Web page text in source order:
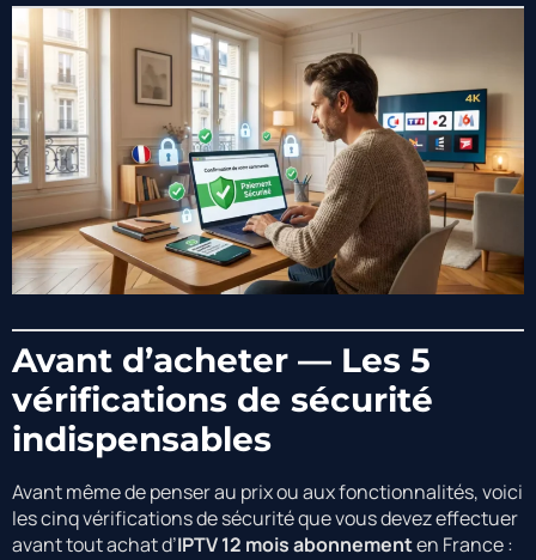
Avant d’acheter — Les 5
vérifications de sécurité
indispensables
Avant même de penser au prix ou aux fonctionnalités, voici
les cinq vérifications de sécurité que vous devez effectuer
avant tout achat d’IPTV 12 mois abonnementen France :